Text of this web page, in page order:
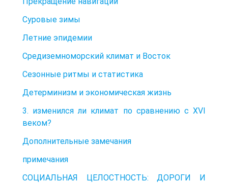
Суровые зимы
Летние эпидемии
Средиземноморский климат и Восток
Сезонные ритмы и статистика
Детерминизм и экономическая жизнь
3. изменился ли климат по сравнению с XVI
веком?
Дополнительные замечания
примечания
СОЦИАЛЬНАЯ ЦЕЛОСТНОСТЬ: ДОРОГИ И